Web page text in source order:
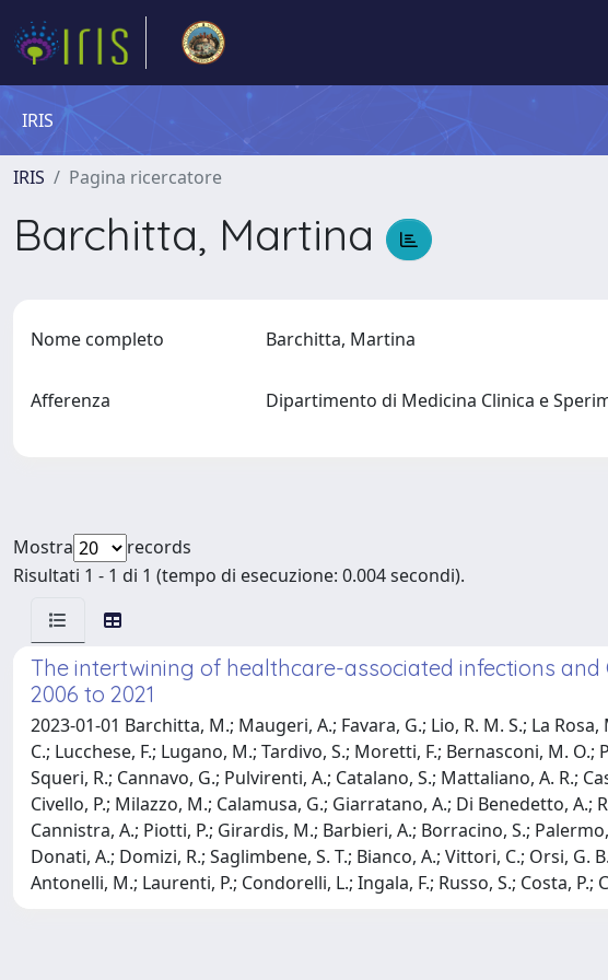
IRIS
IRIS Pagina ricercatore
Barchitta, Martina
Nome completo Barchitta, Martina
Afferenza Dipartimento di Medicina Clinica e
Mostra
records
Risultati 1 - 1 di 1 (tempo di esecuzione: 0.004 secondi).
The intertwining of healthcare-associated infections and
2006 to 2021
2023-01-01 Barchitta, M.; Maugeri, A.; Favara, G.; Lio, R. M. S.; La
C.; Lucchese, F.; Lugano, M.; Tardivo, S.; Moretti, F.; Bernasconi, M.
Squeri, R.; Cannavo, G.; Pulvirenti, A.; Catalano, S.; Mattaliano, A. R.;
Civello, P.; Milazzo, M.; Calamusa, G.; Giarratano, A.; Di Benedetto, A.;
Cannistra, A.; Piotti, P.; Girardis, M.; Barbieri, A.; Borracino, S.;
Donati, A.; Domizi, R.; Saglimbene, S. T.; Bianco, A.; Vittori, C.; Orsi, G.
Antonelli, M.; Laurenti, P.; Condorelli, L.; Ingala, F.; Russo, S.; Costa,